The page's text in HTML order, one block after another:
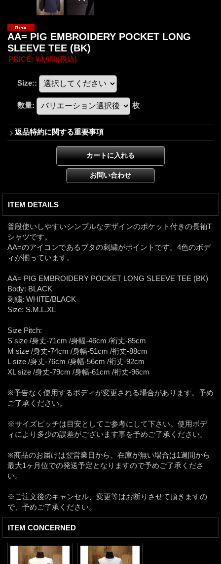
AA= PIG EMBROIDERY POCKET LONG
SLEEVE TEE (BK)
PRICE: ¥4,950(税込)
Size::
数量: 枚
返品特約に関する重要事項
ITEM DETAILS
普段使いしやすいシンプルなデザインのポケット付きの長袖T
シャツです。
AA=のアイコンであるブタの刺繍がポイントです。4色のボデ
ィが揃っています。
AA= PIG EMBROIDERY POCKET LONG SLEEVE TEE (BK)
Body: BLACK
刺繍: WHITE/BLACK
Size: S.M.L.XL
Size Pitch:
S size /身丈-71cm /身幅-46cm /裄丈-85cm
M size /身丈-74cm /身幅-51cm /裄丈-88cm
L size /身丈-76cm /身幅-56cm /裄丈-92cm
XL size /身丈-79cm /身幅-61cm /裄丈-96cm
※予告なく使用するボディが変更される場合があります。予め
ご了承ください。
※サイズピッチは目安としてご参考にして下さい。使用ボデ
ィにより多少の誤差がございます事を予めご了承ください。
※商品のお届けは翌営業日から、在庫が無い場合は1週間から
最大1ヶ月位での発送予定となりますので予めご了承くださ
い。
※ご注文後のキャンセル、変更等はお断りさせて頂きますの
で、予めご了承ください。
ITEM CONCERNED